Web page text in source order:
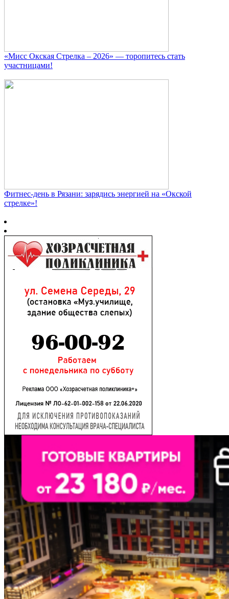
«Мисс Окская Стрелка – 2026» — торопитесь стать
участницами!
Фитнес‑день в Рязани: зарядись энергией на «Окской
стрелке»!